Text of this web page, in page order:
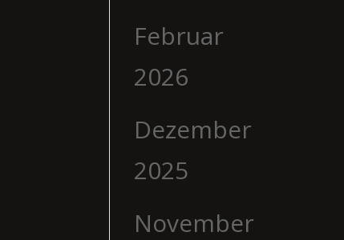
Februar
2026
Dezember
2025
November